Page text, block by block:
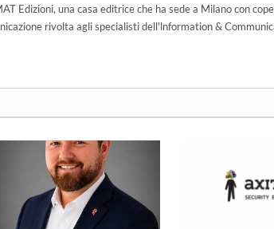
Edizioni, una casa editrice che ha sede a Milano con
rivolta agli specialisti dell'lnformation &